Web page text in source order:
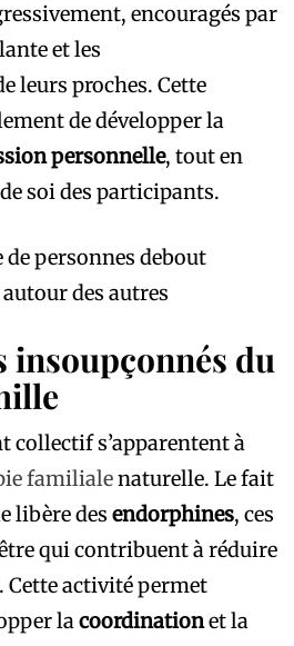
encouragés par
et les
leurs proches. Cette
de développer la
personnelle, tout en
soi des participants.
insoupçonnés du
collectif s’apparentent à
familialenaturelle. Le fait
libère des endorphines, ces
qui contribuent à réduire
Cette activité permet
lacoordinationet la